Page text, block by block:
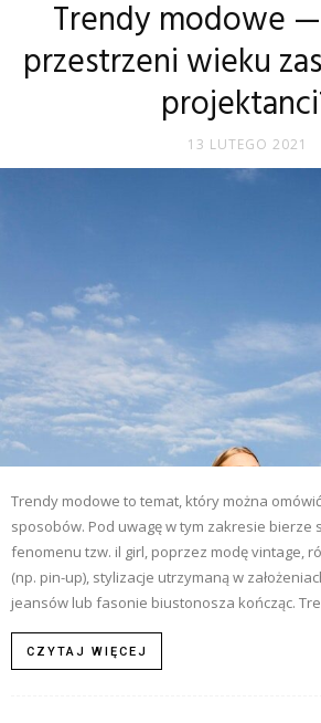
Trendy modowe
przestrzeni wieku
13 LUTEGO 2021
Trendy modowe to temat, który można
sposobów. Pod uwagę w tym zakresie
fenomenu tzw. il girl, poprzez modę vintage,
(np. pin-up), stylizacje utrzymaną w
jeansów lub fasonie biustonosza kończąc.
CZYTAJ WIĘCEJ